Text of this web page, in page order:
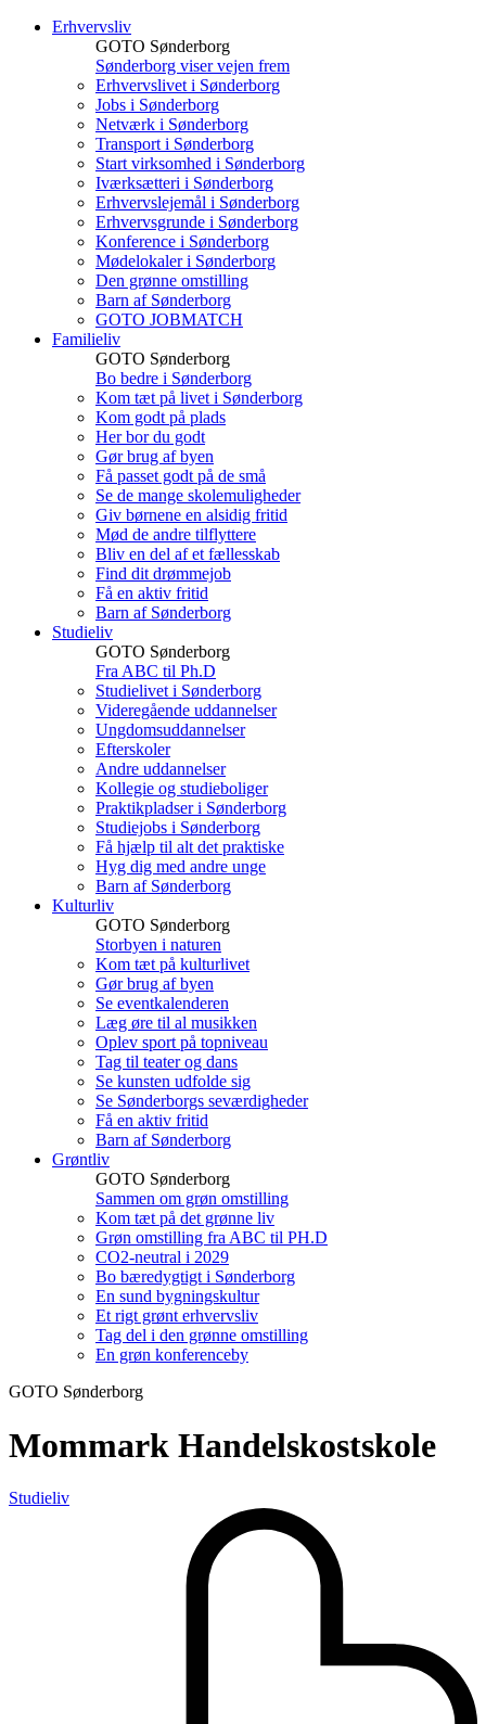
Erhvervsliv
GOTO Sønderborg
Sønderborg viser vejen frem
Erhvervslivet i Sønderborg
Jobs i Sønderborg
Netværk i Sønderborg
Transport i Sønderborg
Start virksomhed i Sønderborg
Iværksætteri i Sønderborg
Erhvervslejemål i Sønderborg
Erhvervsgrunde i Sønderborg
Konference i Sønderborg
Mødelokaler i Sønderborg
Den grønne omstilling
Barn af Sønderborg
GOTO JOBMATCH
Familieliv
GOTO Sønderborg
Bo bedre i Sønderborg
Kom tæt på livet i Sønderborg
Kom godt på plads
Her bor du godt
Gør brug af byen
Få passet godt på de små
Se de mange skolemuligheder
Giv børnene en alsidig fritid
Mød de andre tilflyttere
Bliv en del af et fællesskab
Find dit drømmejob
Få en aktiv fritid
Barn af Sønderborg
Studieliv
GOTO Sønderborg
Fra ABC til Ph.D
Studielivet i Sønderborg
Videregående uddannelser
Ungdomsuddannelser
Efterskoler
Andre uddannelser
Kollegie og studieboliger
Praktikpladser i Sønderborg
Studiejobs i Sønderborg
Få hjælp til alt det praktiske
Hyg dig med andre unge
Barn af Sønderborg
Kulturliv
GOTO Sønderborg
Storbyen i naturen
Kom tæt på kulturlivet
Gør brug af byen
Se eventkalenderen
Læg øre til al musikken
Oplev sport på topniveau
Tag til teater og dans
Se kunsten udfolde sig
Se Sønderborgs seværdigheder
Få en aktiv fritid
Barn af Sønderborg
Grøntliv
GOTO Sønderborg
Sammen om grøn omstilling
Kom tæt på det grønne liv
Grøn omstilling fra ABC til PH.D
CO2-neutral i 2029
Bo bæredygtigt i Sønderborg
En sund bygningskultur
Et rigt grønt erhvervsliv
Tag del i den grønne omstilling
En grøn konferenceby
GOTO Sønderborg
Mommark Handels­kostskole
Studieliv